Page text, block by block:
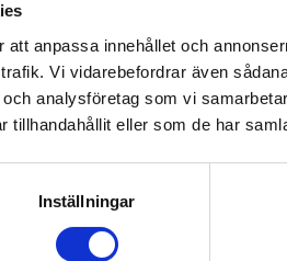
anpassa innehållet och
Vi vidarebefordrar även
analysföretag som vi
tillhandahållit eller som de har
Inställningar
i
ålder, hälsa och vad du vill
att använda rätt teknik. Låt